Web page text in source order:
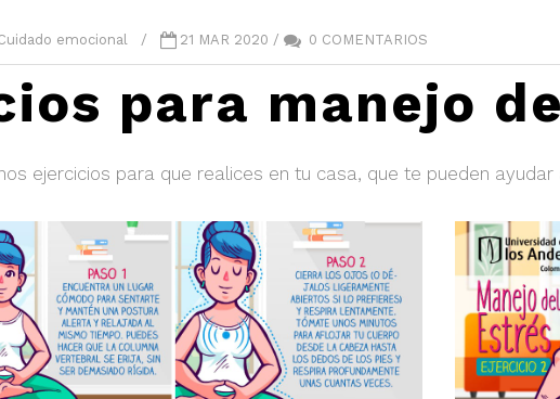
emocional / 21 MAR 2020 / 0 COMENTARIOS
para manejo
ejercicios para que realices en tu casa, que te pueden